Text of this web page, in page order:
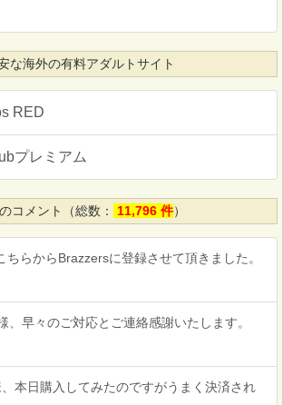
な海外の有料アダルトサイト
RED
プレミアム
コメント（総数： 11,796 件）
ちらからBrazzersに登録させて頂きました。
、早々のご対応とご連絡感謝いたします。
本日購入してみたのですがうまく決済され